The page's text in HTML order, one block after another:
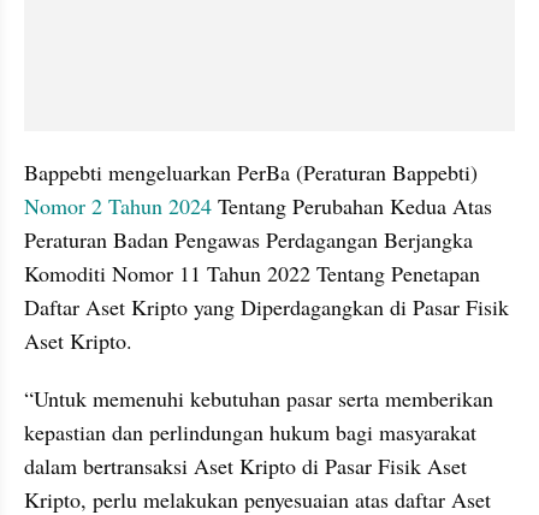
Nomor 2 Tahun 2024 Tentang Perubahan Kedua Atas
Peraturan Badan Pengawas Perdagangan Berjangka
Komoditi Nomor 11 Tahun 2022 Tentang Penetapan
Daftar Aset Kripto yang Diperdagangkan di Pasar Fisik
Aset Kripto.
“Untuk memenuhi kebutuhan pasar serta memberikan
kepastian dan perlindungan hukum bagi masyarakat
dalam bertransaksi Aset Kripto di Pasar Fisik Aset
Kripto, perlu melakukan penyesuaian atas daftar Aset